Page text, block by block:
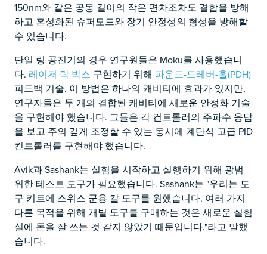
150nm와 같은 공동 길이의 작은 편차조차도 결합을 방해
하고 혼성화된 슈퍼모드와 장기 안정성의 형성을 방해할
수 있습니다.
단일 링 공진기의 경우 연구원들은 Moku를 사용했습니
다. 레이저 락 박스 구현하기 위해 파운드-드레버-홀(PDH)
피드백 기술. 이 방법은 하나의 캐비티에 효과가 있지만,
연구자들은 두 개의 결합된 캐비티에 새로운 안정화 기술
을 구현해야 했습니다. 그들은 각 컨트롤러의 주파수 응답
을 보고 주의 깊게 조정할 수 있는 동시에 계단식 고급 PID
컨트롤러를 구현해야 했습니다.
Avik과 Sashank는 실험을 시작하고 실행하기 위해 광범
위한 테스트 도구가 필요했습니다. Sashank는 "우리는 도
구 키트에 스위스 군용 칼 도구를 원했습니다. 여러 가지
다른 목적을 위해 개별 도구를 구매하는 것은 새로운 실험
실에 돈을 잘 쓰는 것 같지 않았기 때문입니다."라고 말했
습니다.